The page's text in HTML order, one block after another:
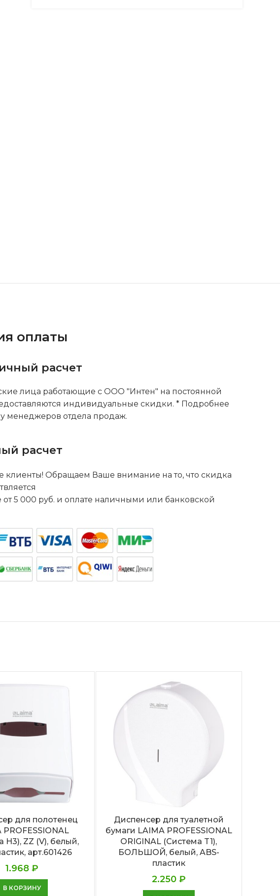
оплаты
расчет
лица работающие с ООО "Интен" на постоянной
индивидуальные скидки. * Подробнее
у менеджеров отдела продаж.
расчет
клиенты! Обращаем Ваше внимание на то, что скидка
от 5 000 руб. и оплате наличными или банковской
для полотенец
PROFESSIONAL
H3), ZZ (V), белый,
арт.601426
1.968 ₽
В КОРЗИНУ
Диспенсер для туалетной
бумаги LAIMA PROFESSIONAL
ORIGINAL (Система T1),
БОЛЬШОЙ, белый, ABS-
пластик
2.250 ₽